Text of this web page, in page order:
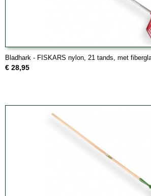
Bladhark - FISKARS nylon, 21 tands, met
€ 28,95